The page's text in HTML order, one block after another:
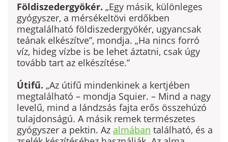
Földiszedergyökér. „Egy másik, különleges
gyógyszer, a mérsékelt­övi erdőkben
megtalálható földiszedergyökér, ugyancsak
teának elkészít­ve”, mondja. „Ha nincs forró
víz, hideg vízbe is be lehet áztatni, csak úgy
tovább tart az elkészítése.”
Útifű. „Az útifű mindenkinek a kertjében
megtalálható – mondja Squier. – Mind a nagy
levelű, mind a lándzsás fajta erős összehúzó
tulajdonságú. A másik remek természetes
gyógyszer a pektin. Az almában található, és a